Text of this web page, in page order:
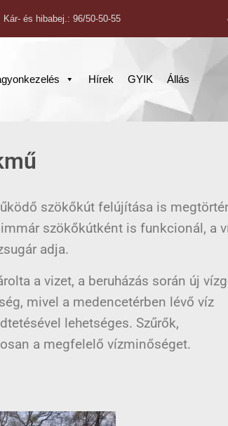
Kár- és hibabej.: 96/50-50-55
Hírek GYIK Állás
szökőkút felújítása is
szökőkútként is funkcionál, a
adja.
a vizet, a beruházás során új
mivel a medencetérben lévő víz
lehetséges. Szűrők,
a megfelelő vízminőséget.